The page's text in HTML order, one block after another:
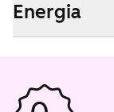
Energia